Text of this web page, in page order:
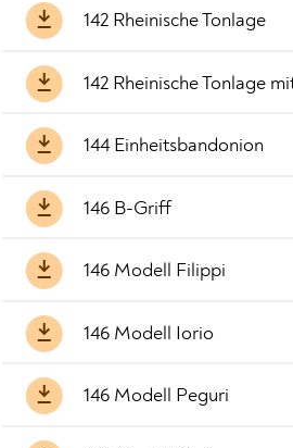
142 Rheinische Tonlage
142 Rheinische Tonlage
144 Einheitsbandonion
146 B-Griff
146 Modell Filippi
146 Modell Iorio
146 Modell Peguri